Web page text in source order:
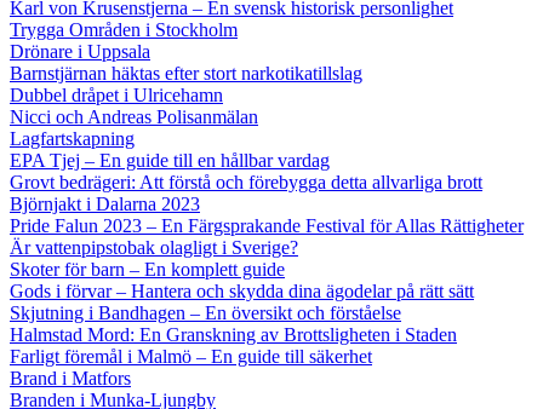
Karl von Krusenstjerna – En svensk historisk personlighet
Trygga Områden i Stockholm
Drönare i Uppsala
Barnstjärnan häktas efter stort narkotikatillslag
Dubbel dråpet i Ulricehamn
Nicci och Andreas Polisanmälan
Lagfartskapning
EPA Tjej – En guide till en hållbar vardag
Grovt bedrägeri: Att förstå och förebygga detta allvarliga brott
Björnjakt i Dalarna 2023
Pride Falun 2023 – En Färgsprakande Festival för Allas Rättigheter
Är vattenpipstobak olagligt i Sverige?
Skoter för barn – En komplett guide
Gods i förvar – Hantera och skydda dina ägodelar på rätt sätt
Skjutning i Bandhagen – En översikt och förståelse
Halmstad Mord: En Granskning av Brottsligheten i Staden
Farligt föremål i Malmö – En guide till säkerhet
Brand i Matfors
Branden i Munka-Ljungby